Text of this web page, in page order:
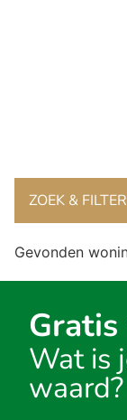
ZOEK & FILTER
Gevonden
Wat is
waard?